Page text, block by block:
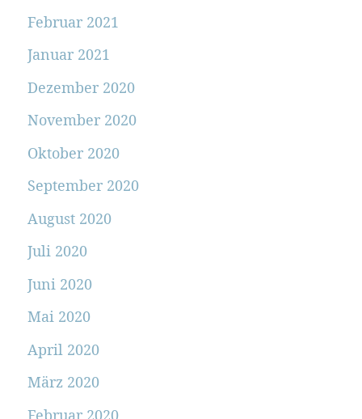
Februar 2021
Januar 2021
Dezember 2020
November 2020
Oktober 2020
September 2020
August 2020
Juli 2020
Juni 2020
Mai 2020
April 2020
März 2020
Februar 2020